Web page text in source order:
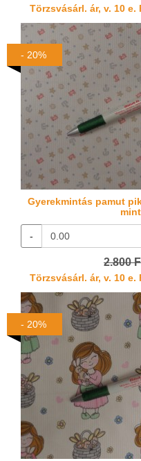
Törzsvásárl. ár, v. 10
Gyerekmintás pamut
-
2.800
Törzsvásárl. ár, v. 10
- 20%
- 20%